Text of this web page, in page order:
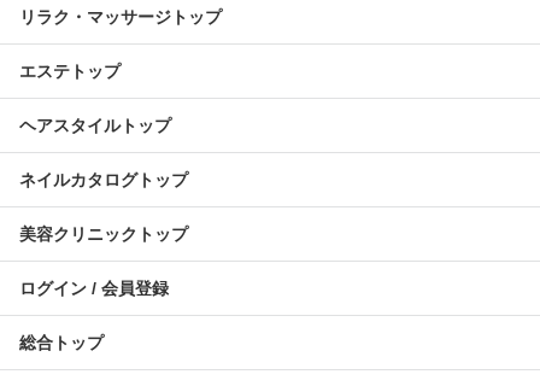
リラク・マッサージトップ
エステトップ
ヘアスタイルトップ
ネイルカタログトップ
美容クリニックトップ
ログイン / 会員登録
総合トップ